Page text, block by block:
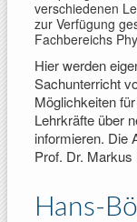
verschiedenen
zur Verfügung
Fachbereichs
Hier werden
Sachunterricht
Möglichkeiten
Lehrkräfte über
informieren. Die
Prof. Dr.
Hans-